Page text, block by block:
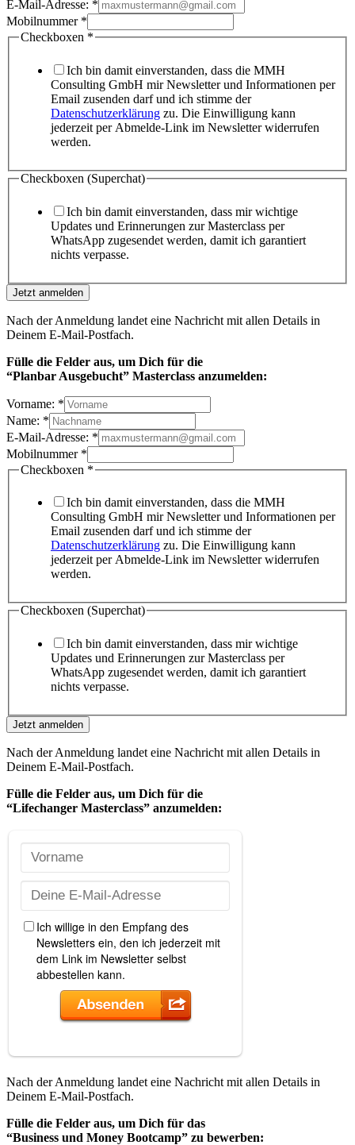
E-Mail-Adresse: *
Mobilnummer *
Checkboxen *
Ich bin damit einverstanden, dass die MMH
Consulting GmbH mir Newsletter und Informationen per
Email zusenden darf und ich stimme der
Datenschutzerklärung zu. Die Einwilligung kann
jederzeit per Abmelde-Link im Newsletter widerrufen
werden.
Checkboxen (Superchat)
Ich bin damit einverstanden, dass mir wichtige
Updates und Erinnerungen zur Masterclass per
WhatsApp zugesendet werden, damit ich garantiert
nichts verpasse.
Jetzt anmelden
Nach der Anmeldung landet eine Nachricht mit allen Details in
Deinem E-Mail-Postfach.
Fülle die Felder aus, um Dich für die
“Planbar Ausgebucht” Masterclass anzumelden:
Vorname: *
Name: *
E-Mail-Adresse: *
Mobilnummer *
Checkboxen *
Ich bin damit einverstanden, dass die MMH
Consulting GmbH mir Newsletter und Informationen per
Email zusenden darf und ich stimme der
Datenschutzerklärung zu. Die Einwilligung kann
jederzeit per Abmelde-Link im Newsletter widerrufen
werden.
Checkboxen (Superchat)
Ich bin damit einverstanden, dass mir wichtige
Updates und Erinnerungen zur Masterclass per
WhatsApp zugesendet werden, damit ich garantiert
nichts verpasse.
Jetzt anmelden
Nach der Anmeldung landet eine Nachricht mit allen Details in
Deinem E-Mail-Postfach.
Fülle die Felder aus, um Dich für die
“Lifechanger Masterclass” anzumelden:
Nach der Anmeldung landet eine Nachricht mit allen Details in
Deinem E-Mail-Postfach.
Fülle die Felder aus, um Dich für das
“Business und Money Bootcamp” zu bewerben: